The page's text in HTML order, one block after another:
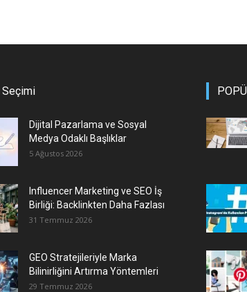
Seçimi
Dijital Pazarlama ve Sosyal
Medya Odaklı Başlıklar
5 Ağustos 2026
Influencer Marketing ve SEO İş
Birliği: Backlinkten Daha Fazlası
31 Temmuz 2026
GEO Stratejileriyle Marka
Bilinirliğini Artırma Yöntemleri
29 Temmuz 2026